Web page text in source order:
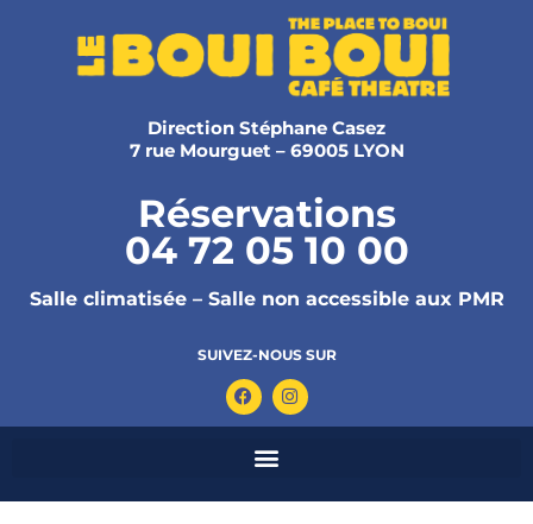
Direction Stéphane Casez
7 rue Mourguet – 69005 LYON
Réservations
04 72 05 10 00
Salle climatisée – Salle non accessible aux PMR
SUIVEZ-NOUS SUR